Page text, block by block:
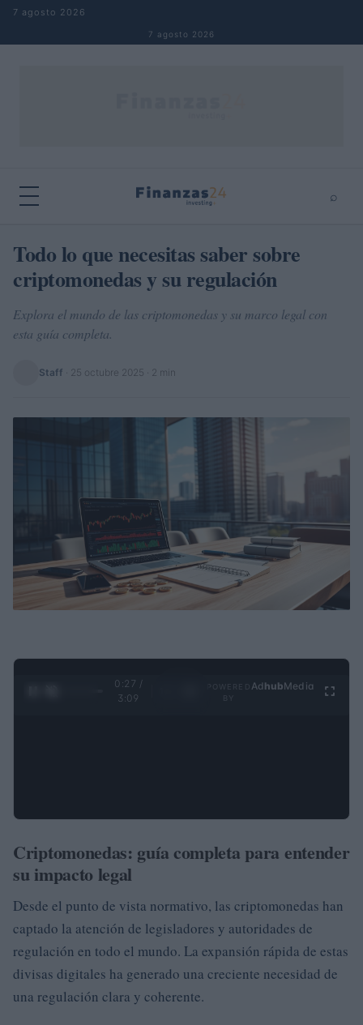
Saltar al contenido
7 agosto 2026
7 agosto 2026
⌕
Buscar
Todo lo que necesitas saber sobre
criptomonedas y su regulación
Explora el mundo de las criptomonedas y su marco legal con
esta guía completa.
Staff 25 octubre 2025 · 2 min
0:28 /
3:09
Ad hubMedia
Criptomonedas: guía completa para entender
su impacto legal
Desde el punto de vista normativo, las criptomonedas han
captado la atención de legisladores y autoridades de
regulación en todo el mundo. La expansión rápida de estas
divisas digitales ha generado una creciente necesidad de
una regulación clara y coherente.